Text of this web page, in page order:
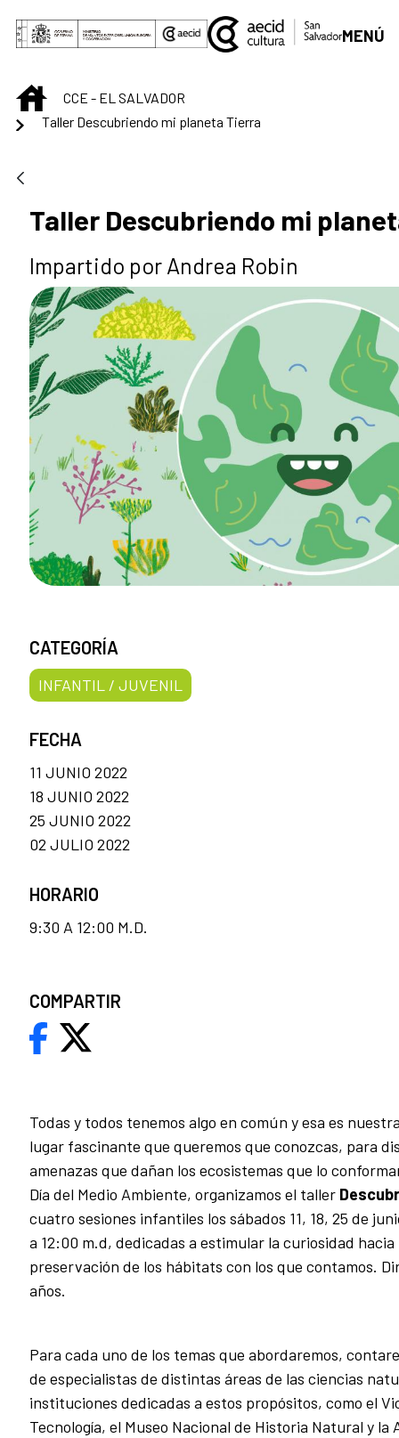
Saltar al contenido principal
MENÚ
INICIOCCE - EL SALVADOR
Taller Descubriendo mi planeta Tierra
Taller Descubriendo mi
Impartido por Andrea Robin
Todas y todos tenemos algo en común y esa es
lugar fascinante que queremos que conozcas, para
amenazas que dañan los ecosistemas que lo
Día del Medio Ambiente, organizamos el taller
cuatro sesiones infantiles los sábados 11, 18, 25 de
a 12:00 m.d, dedicadas a estimular la curiosidad
preservación de los hábitats con los que contamos.
años.
Para cada uno de los temas que abordaremos,
de especialistas de distintas áreas de las ciencias
instituciones dedicadas a estos propósitos, como el
Tecnología, el Museo Nacional de Historia Natural y
CATEGORÍA
INFANTIL / JUVENIL
FECHA
11 JUNIO 2022
18 JUNIO 2022
25 JUNIO 2022
02 JULIO 2022
HORARIO
9:30 A 12:00 M.D.
COMPARTIR